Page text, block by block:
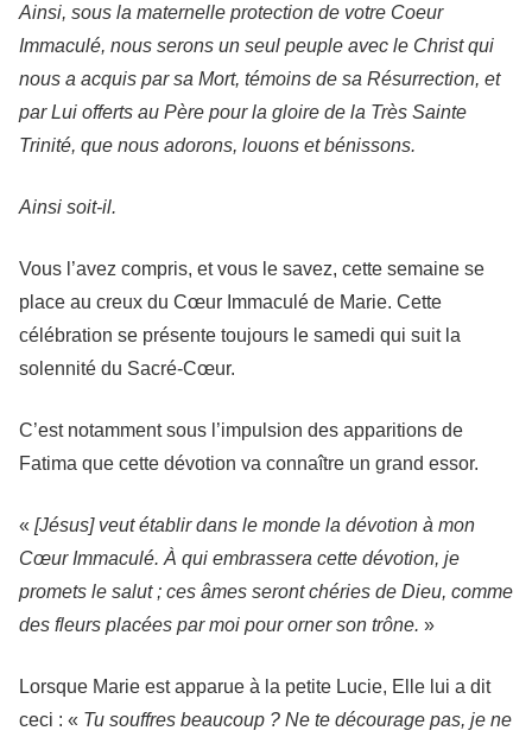
Ainsi, sous la maternelle protection de votre Coeur
Immaculé, nous serons un seul peuple avec le Christ qui
nous a acquis par sa Mort, témoins de sa Résurrection, et
par Lui offerts au Père pour la gloire de la Très Sainte
Trinité, que nous adorons, louons et bénissons.
Ainsi soit-il.
Vous l’avez compris, et vous le savez, cette semaine se
place au creux du Cœur Immaculé de Marie. Cette
célébration se présente toujours le samedi qui suit la
solennité du Sacré-Cœur.
C’est notamment sous l’impulsion des apparitions de
Fatima que cette dévotion va connaître un grand essor.
« [Jésus] veut établir dans le monde la dévotion à mon
Cœur Immaculé. À qui embrassera cette dévotion, je
promets le salut ; ces âmes seront chéries de Dieu, comme
des fleurs placées par moi pour orner son trône. »
Lorsque Marie est apparue à la petite Lucie, Elle lui a dit
ceci : « Tu souffres beaucoup ? Ne te décourage pas, je ne